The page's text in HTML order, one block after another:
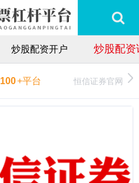
炒股配资开户 炒股配资
100+平台 恒信证券官网